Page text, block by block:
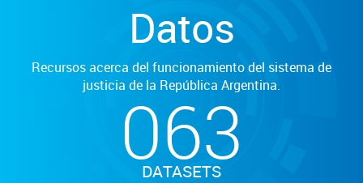
Datos
Recursos acerca del funcionamiento del sistema de
justicia de la República Argentina.
063
DATASETS